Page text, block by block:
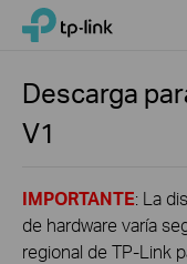
Click
navigation
TP-Link, Reliably Smart
Descarga
V1
IMPORTANTE: La
de hardware varía
regional de TP-Link